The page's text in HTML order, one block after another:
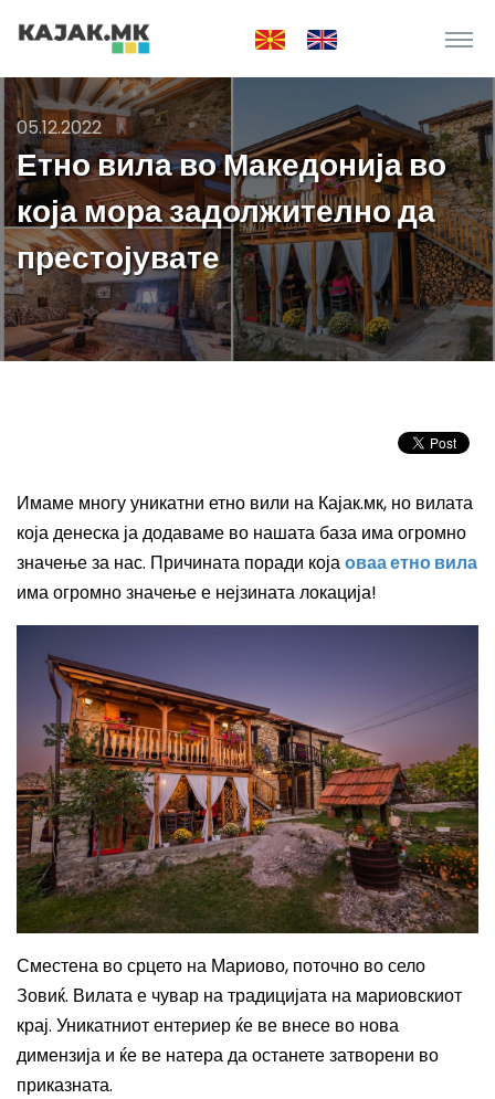
05.12.2022
Етно вила во Македонија во
која мора задолжително да
престојувате
Имаме многу уникатни етно вили на Кајак.мк, но вилата
која денеска ја додаваме во нашата база има огромно
значење за нас. Причината поради којаоваа етно вила
има огромно значење е нејзината локација!
Сместена во срцето на Мариово, поточно во село
Зовиќ. Вилата е чувар на традицијата на мариовскиот
крај. Уникатниот ентериер ќе ве внесе во нова
димензија и ќе ве натера да останете затворени во
приказната.